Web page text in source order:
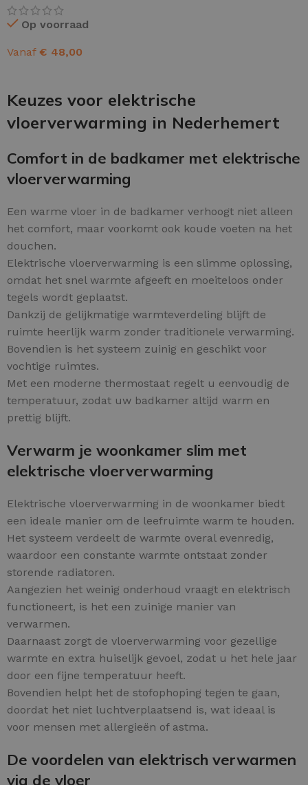
Op voorraad
Vanaf € 48,00
Keuzes voor elektrische
vloerverwarming in Nederhemert
Comfort in de badkamer met elektrische
vloerverwarming
Een warme vloer in de badkamer verhoogt niet alleen
het comfort, maar voorkomt ook koude voeten na het
douchen.
Elektrische vloerverwarming is een slimme oplossing,
omdat het snel warmte afgeeft en moeiteloos onder
tegels wordt geplaatst.
Dankzij de gelijkmatige warmteverdeling blijft de
ruimte heerlijk warm zonder traditionele verwarming.
Bovendien is het systeem zuinig en geschikt voor
vochtige ruimtes.
Met een moderne thermostaat regelt u eenvoudig de
temperatuur, zodat uw badkamer altijd warm en
prettig blijft.
Verwarm je woonkamer slim met
elektrische vloerverwarming
Elektrische vloerverwarming in de woonkamer biedt
een ideale manier om de leefruimte warm te houden.
Het systeem verdeelt de warmte overal evenredig,
waardoor een constante warmte ontstaat zonder
storende radiatoren.
Aangezien het weinig onderhoud vraagt en elektrisch
functioneert, is het een zuinige manier van
verwarmen.
Daarnaast zorgt de vloerverwarming voor gezellige
warmte en extra huiselijk gevoel, zodat u het hele jaar
door een fijne temperatuur heeft.
Bovendien helpt het de stofophoping tegen te gaan,
doordat het niet luchtverplaatsend is, wat ideaal is
voor mensen met allergieën of astma.
De voordelen van elektrisch verwarmen
via de vloer